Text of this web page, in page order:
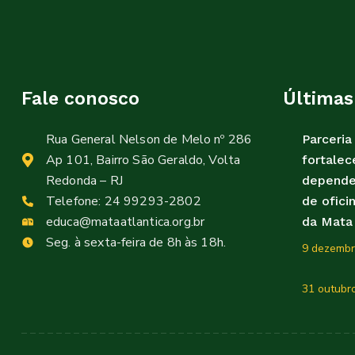
Fale conosco
Rua General Nelson de Melo nº 286
Ap 101, Bairro São Geraldo, Volta
Redonda – RJ
Telefone: 24 99293-2802
educa@mataatlantica.org.br
Seg. à sexta-feira de 8h às 18h.
de
da
9
31